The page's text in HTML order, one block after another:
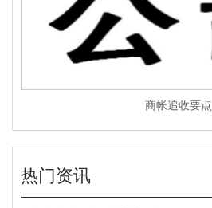
商帐追收要点
热门资讯